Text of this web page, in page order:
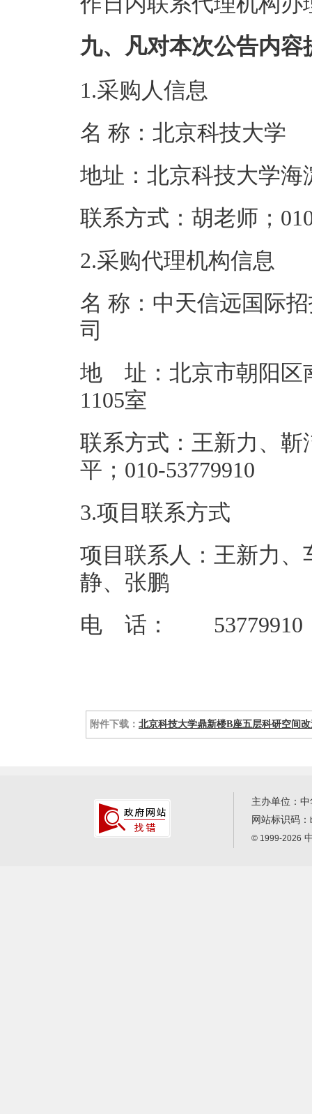
九、凡对本次公告内
1.采购人信息
名 称：北京科
地址：北京科
联系方式：胡老
2.采购代理机构信息
名 称：中天信远国际
地 址：北京市朝阳区
联系方式：王新力、
平；010-
3.项目联系方式
项目联系人：王新力
静、张鹏
电 话： 53779910
附件下载： 北京科技大学鼎新楼B座五层科研空间
主办单位：
网站标识码：
© 1999-2026